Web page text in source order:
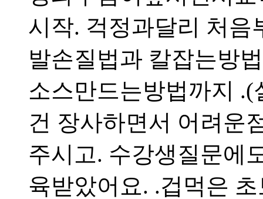
시작. 걱정과달리 처음
발손질법과 칼잡는방
소스만드는방법까지
건 장사하면서 어려운
주시고. 수강생질문에
육받았어요. .겁먹은